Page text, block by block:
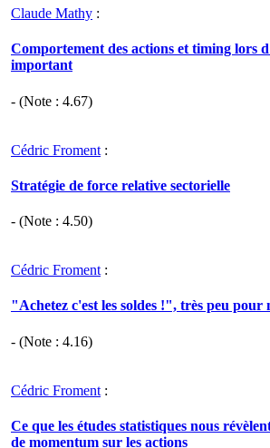
Claude Mathy :
Comportement des actions et timing lors
important
- (Note : 4.67)
Cédric Froment :
Stratégie de force relative sectorielle
- (Note : 4.50)
Cédric Froment :
"Achetez c'est les soldes !", très peu pour
- (Note : 4.16)
Cédric Froment :
Ce que les études statistiques nous
de momentum sur les actions